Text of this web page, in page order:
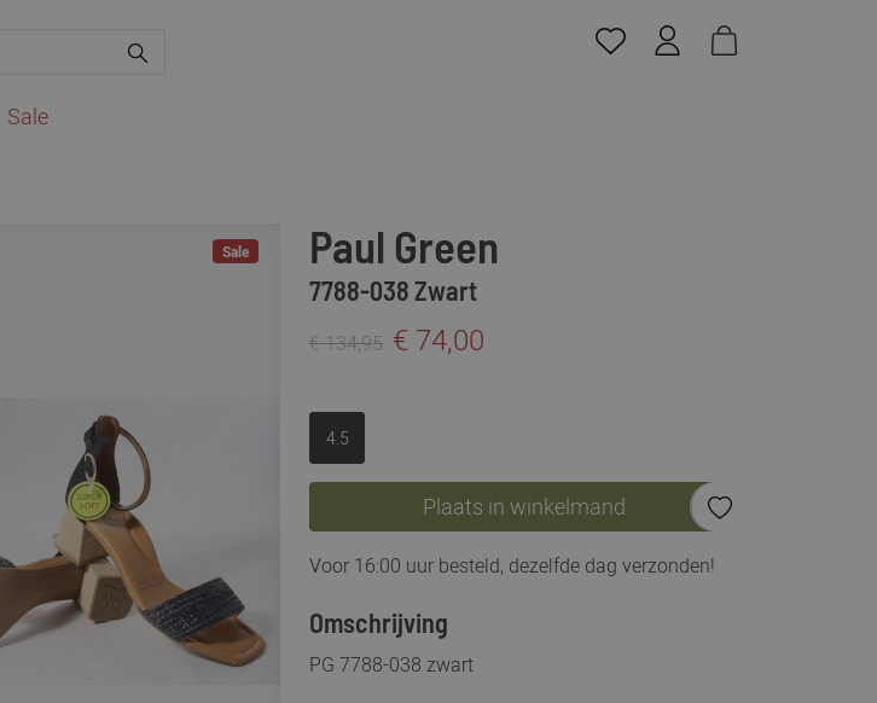
Sale
Sale Paul Green
7788-038 Zwart
€ 134,95 € 74,00
4.5
Plaats in winkelmand
Voor 16:00 uur besteld, dezelfde dag verzonden!
Omschrijving
PG 7788-038 zwart